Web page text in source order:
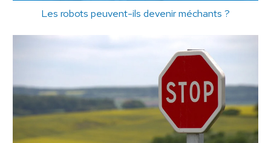
Les robots peuvent-ils devenir méchants ?